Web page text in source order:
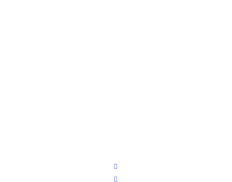
facebook
instagram